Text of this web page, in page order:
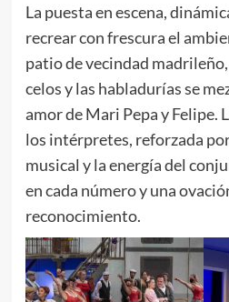
La puesta en escena,
recrear con frescura el
patio de vecindad
celos y las habladurías se
amor de Mari Pepa y Felipe.
los intérpretes, reforzada
musical y la energía del
en cada número y una
reconocimiento.